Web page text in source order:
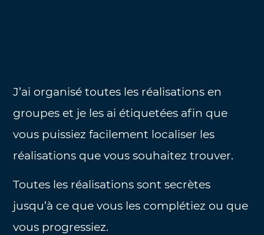
J’ai organisé toutes les réalisations en
groupes et je les ai étiquetées afin que
vous puissiez facilement localiser les
réalisations que vous souhaitez trouver.
Toutes les réalisations sont secrètes
jusqu’à ce que vous les complétiez ou que
vous progressiez.